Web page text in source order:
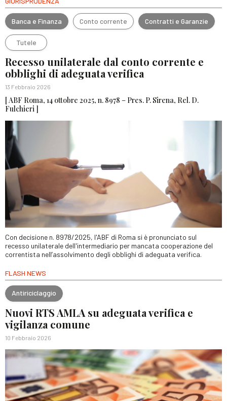
Banca e Finanza Conto corrente Contratti e Garanzie
Tutele
Recesso unilaterale dal conto corrente e
obblighi di adeguata verifica
13 Febbraio 2026
[ ABF Roma, 14 ottobre 2025, n. 8978 – Pres. P. Sirena, Rel. D.
Fulchieri ]
Con decisione n. 8978/2025, l'ABF di Roma si è pronunciato sul
recesso unilaterale dell'intermediario per mancata cooperazione del
correntista nell’assolvimento degli obblighi di adeguata verifica.
FLASH NEWS
Antiriciclaggio
Nuovi RTS AMLA su adeguata verifica e
vigilanza comune
10 Febbraio 2026